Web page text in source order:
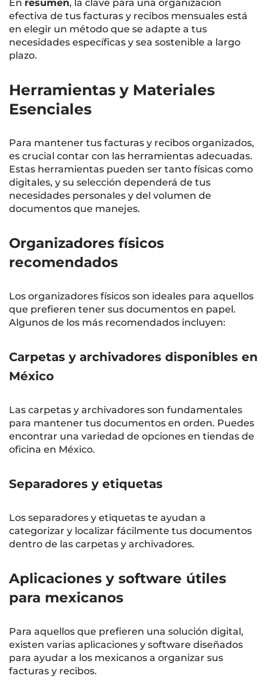
En resumen, la clave para una organización
efectiva de tus facturas y recibos mensuales está
en elegir un método que se adapte a tus
necesidades específicas y sea sostenible a largo
plazo.
Herramientas y Materiales
Esenciales
Para mantener tus facturas y recibos organizados,
es crucial contar con las herramientas adecuadas.
Estas herramientas pueden ser tanto físicas como
digitales, y su selección dependerá de tus
necesidades personales y del volumen de
documentos que manejes.
Organizadores físicos
recomendados
Los organizadores físicos son ideales para aquellos
que prefieren tener sus documentos en papel.
Algunos de los más recomendados incluyen:
Carpetas y archivadores disponibles en
México
Las carpetas y archivadores son fundamentales
para mantener tus documentos en orden. Puedes
encontrar una variedad de opciones en tiendas de
oficina en México.
Separadores y etiquetas
Los separadores y etiquetas te ayudan a
categorizar y localizar fácilmente tus documentos
dentro de las carpetas y archivadores.
Aplicaciones y software útiles
para mexicanos
Para aquellos que prefieren una solución digital,
existen varias aplicaciones y software diseñados
para ayudar a los mexicanos a organizar sus
facturas y recibos.